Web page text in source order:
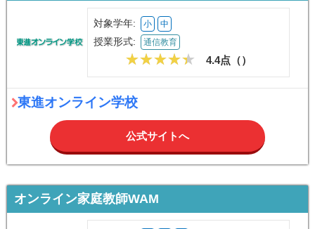
対象学年: 小 中
授業形式: 通信教育
4.4点（）
東進オンライン学校
公式サイトへ
オンライン家庭教師WAM